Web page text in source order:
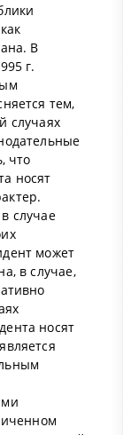
В
г.
тем,
случаях
что
носят
случае
может
в случае,
носят